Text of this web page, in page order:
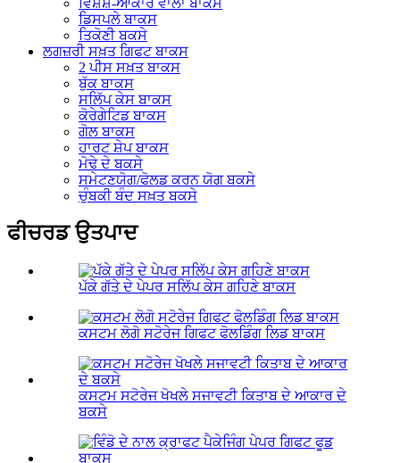
ਡਿਸਪਲੇ ਬਾਕਸ
ਤਿਕੋਣੀ ਬਕਸੇ
ਲਗਜ਼ਰੀ ਸਖ਼ਤ ਗਿਫਟ ਬਾਕਸ
2 ਪੀਸ ਸਖ਼ਤ ਬਾਕਸ
ਬੁੱਕ ਬਾਕਸ
ਸਲਿੱਪ ਕੇਸ ਬਾਕਸ
ਕੋਰੇਗੇਟਿਡ ਬਾਕਸ
ਗੋਲ ਬਾਕਸ
ਹਾਰਟ ਸ਼ੇਪ ਬਾਕਸ
ਮੋਢੇ ਦੇ ਬਕਸੇ
ਸਮੇਟਣਯੋਗ/ਫੋਲਡ ਕਰਨ ਯੋਗ ਬਕਸੇ
ਚੁੰਬਕੀ ਬੰਦ ਸਖ਼ਤ ਬਕਸੇ
ਫੀਚਰਡ ਉਤਪਾਦ
ਪੱਕੇ ਗੱਤੇ ਦੇ ਪੇਪਰ ਸਲਿੱਪ ਕੇਸ ਗਹਿਣੇ ਬਾਕਸ
ਕਸਟਮ ਲੋਗੋ ਸਟੋਰੇਜ ਗਿਫਟ ਫੋਲਡਿੰਗ ਲਿਡ ਬਾਕਸ
ਕਸਟਮ ਸਟੋਰੇਜ ਖੋਖਲੇ ਸਜਾਵਟੀ ਕਿਤਾਬ ਦੇ ਆਕਾਰ ਦੇ
ਬਕਸੇ